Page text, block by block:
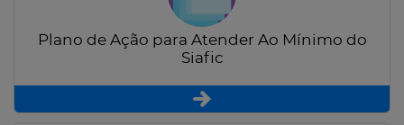
Plano de Ação para Atender Ao Mínimo do
Siafic